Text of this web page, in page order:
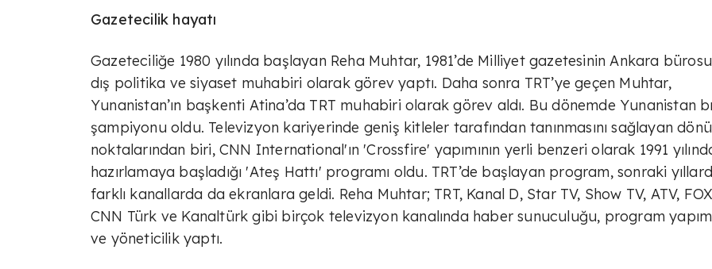
Gazetecilik hayatı
Gazeteciliğe 1980 yılında başlayan Reha Muhtar, 1981’de Milliyet gazetesinin Ankara
dış politika ve siyaset muhabiri olarak görev yaptı. Daha sonra TRT’ye geçen Muhtar,
Yunanistan’ın başkenti Atina’da TRT muhabiri olarak görev aldı. Bu dönemde Yunanistan
şampiyonu oldu. Televizyon kariyerinde geniş kitleler tarafından tanınmasını sağlayan
noktalarından biri, CNN International'ın 'Crossfire' yapımının yerli benzeri olarak 1991
hazırlamaya başladığı 'Ateş Hattı' programı oldu. TRT’de başlayan program, sonraki
farklı kanallarda da ekranlara geldi. Reha Muhtar; TRT, Kanal D, Star TV, Show TV, ATV,
CNN Türk ve Kanaltürk gibi birçok televizyon kanalında haber sunuculuğu, program
ve yöneticilik yaptı.